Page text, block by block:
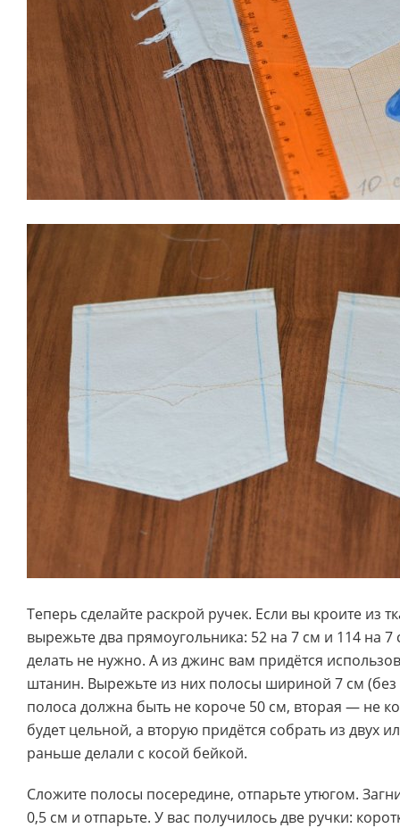
Теперь сделайте раскрой ручек. Если вы кроите из
вырежьте два прямоугольника: 52 на 7 см и 114 на 7
делать не нужно. А из джинс вам придётся
штанин. Вырежьте из них полосы шириной 7 см (без
полоса должна быть не короче 50 см, вторая — не
будет цельной, а вторую придётся собрать из двух
раньше делали с косой бейкой.
Сложите полосы посередине, отпарьте утюгом.
0,5 см и отпарьте. У вас получилось две ручки: